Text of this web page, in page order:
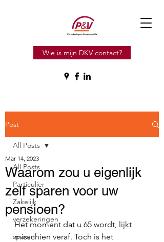
Wie is mijn DKV contact?
Post
All Posts
Particulier
Zakelijk
verzekeringen
sparen
All Posts
Waarom zou u eigenlijk
zelf sparen voor uw
pensioen?
Mar 14, 2023
Het moment dat u 65 wordt, lijkt
misschien veraf. Toch is het